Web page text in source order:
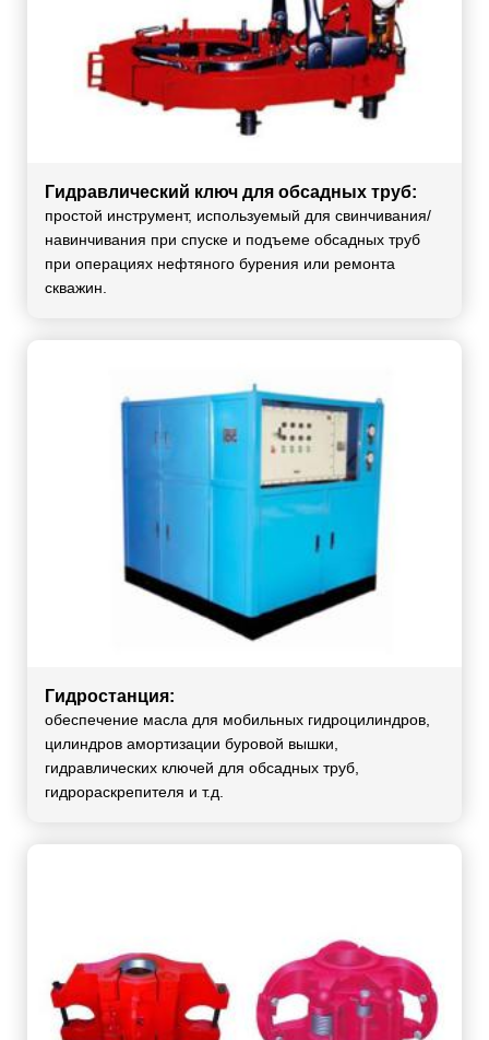
Гидравлический ключ для обсадных труб:
простой инструмент, используемый для свинчивания/
навинчивания при спуске и подъеме обсадных труб
при операциях нефтяного бурения или ремонта
скважин.
Гидростанция:
обеспечение масла для мобильных гидроцилиндров,
цилиндров амортизации буровой вышки,
гидравлических ключей для обсадных труб,
гидрораскрепителя и т.д.